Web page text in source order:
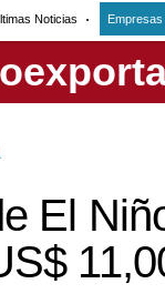
Noticias Empresas
El